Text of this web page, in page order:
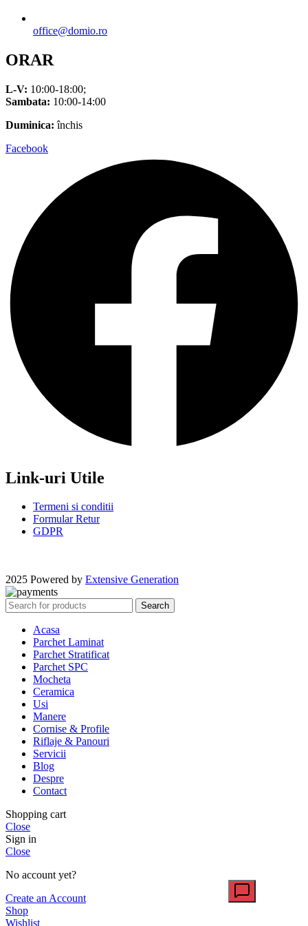
office@domio.ro
ORAR
L-V: 10:00-18:00;
Sambata: 10:00-14:00
Duminica: închis
Facebook
Link-uri Utile
Termeni si conditii
Formular Retur
GDPR
2025 Powered by Extensive Generation
Search
Acasa
Parchet Laminat
Parchet Stratificat
Parchet SPC
Mocheta
Ceramica
Usi
Manere
Cornise & Profile
Riflaje & Panouri
Servicii
Blog
Despre
Contact
Shopping cart
Close
Sign in
Close
No account yet?
Create an Account
Shop
Wishlist